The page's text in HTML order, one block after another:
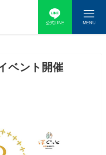
公式LINE MENU
ベント開催